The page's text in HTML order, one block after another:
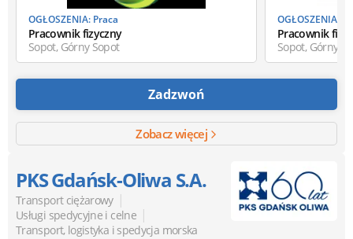
OGŁOSZENIA: Praca
Pracownik fizyczny
Sopot, Górny Sopot
OGŁOSZENIA:
Pracownik
Sopot, Górny
Zadzwoń
Zobacz więcej
PKS Gdańsk-Oliwa S.A.
Transport ciężarowy |
Usługi spedycyjne i celne |
Transport, logistyka i spedycja morska